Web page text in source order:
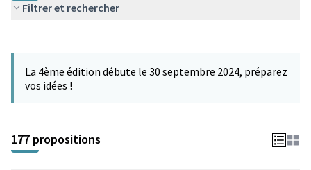
Filtrer et rechercher
−
La 4ème édition débute le 30 septembre 2024, préparez
vos idées !
177 propositions